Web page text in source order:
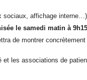
sociaux, affichage interne…)
le samedi matin à
de montrer concrètement
les associations de